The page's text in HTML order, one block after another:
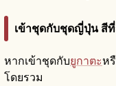
เข้าชุดกับชุดญี่ปุ่น สี
หากเข้าชุดกับยูกาตะห
โดยรวม